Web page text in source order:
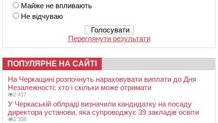
Майже не впливають
Не відчуваю
Переглянути результати
ПОПУЛЯРНЕ НА САЙТІ
На Черкащині розпочнуть нараховувати виплати до Дня
Незалежності: хто і скільки може отримати
2 437
У Черкаській облраді визначили кандидатку на посаду
директора установи, яка супроводжує 39 закладів освіти
2 308